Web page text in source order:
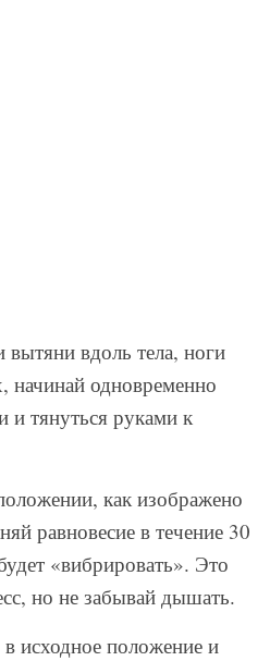
вдоль тела, ноги
начинай одновременно
и тянуться руками к
как изображено
равновесие в течение 30
«вибрировать». Это
но не забывай дышать.
исходное положение и